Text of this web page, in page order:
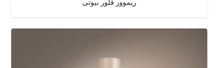
ریموور فلور بیوتی